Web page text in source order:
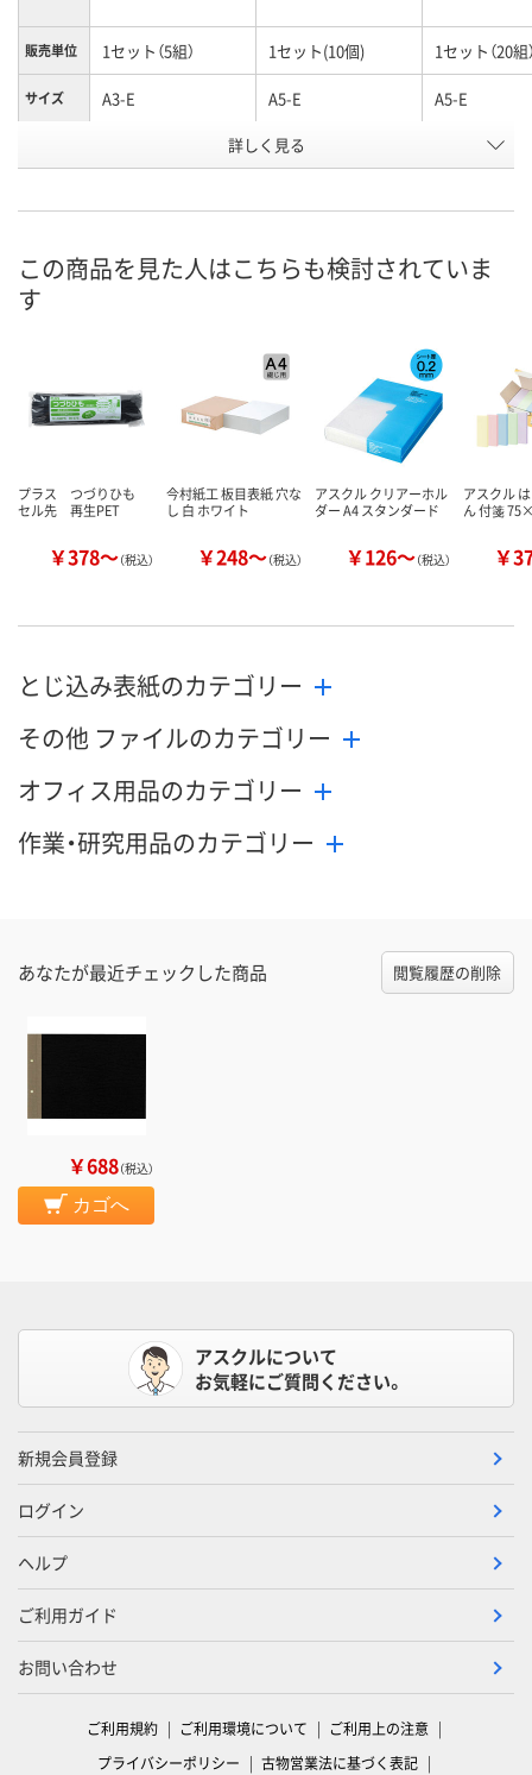
販売単位 1セット（5組） 1セット(10個) 1セット（20組
サイズ A3-E A5-E A5-E
U224789 A528765
8月20日（木）まで
カ
詳しく見る
この商品を見た人はこちらも検討されていま
す
プラス つづりひも
セル先 再生PET
￥378～（税込）
今村紙工 板目表紙 穴な
し 白 ホワイト
￥248～（税込）
アスクル クリアーホル
ダー A4 スタンダード
￥126～（税込）
アスクル
ん 付箋
￥
とじ込み表紙のカテゴリー
その他 ファイルのカテゴリー
オフィス用品のカテゴリー
作業・研究用品のカテゴリー
あなたが最近チェックした商品 閲覧履歴の削除
￥688（税込）
カゴへ
アスクルについて
お気軽にご質問ください。
新規会員登録
ログイン
ヘルプ
ご利用ガイド
お問い合わせ
ご利用規約 ご利用環境について
ご利用上の注意
プライバシーポリシー
古物営業法に基づく表記